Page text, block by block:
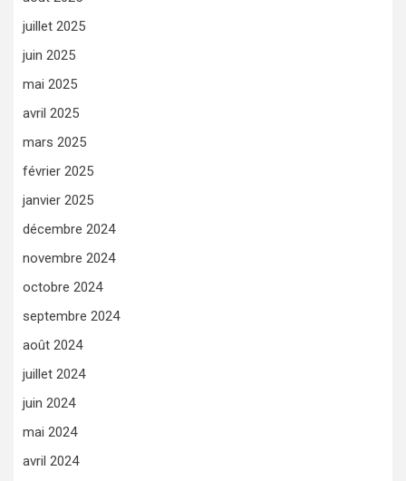
juillet 2025
juin 2025
mai 2025
avril 2025
mars 2025
février 2025
janvier 2025
décembre 2024
novembre 2024
octobre 2024
septembre 2024
août 2024
juillet 2024
juin 2024
mai 2024
avril 2024